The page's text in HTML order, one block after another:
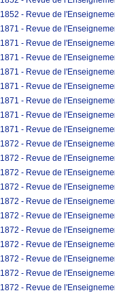
1852 - Revue de
1871 - Revue de
1871 - Revue de
1871 - Revue de
1871 - Revue de
1871 - Revue de
1871 - Revue de
1871 - Revue de
1871 - Revue de
1872 - Revue de
1872 - Revue de
1872 - Revue de
1872 - Revue de
1872 - Revue de
1872 - Revue de
1872 - Revue de
1872 - Revue de
1872 - Revue de
1872 - Revue de
1872 - Revue de